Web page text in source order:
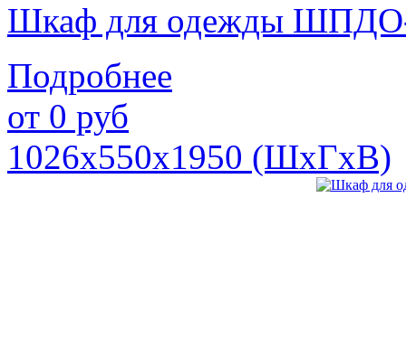
Шкаф для одежды
Подробнее
от 0 руб
1026х550х1950 (ШхГхВ)